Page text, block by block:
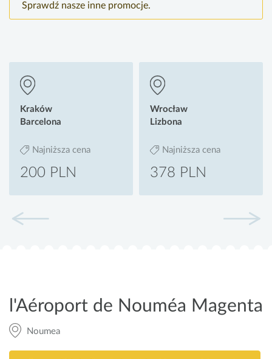
Sprawdź nasze inne promocje.
Kraków
Barcelona
Najniższa cena
200 PLN
Wrocław
Lizbona
Najniższa cena
378 PLN
l'Aéroport de Nouméa Magenta
Noumea